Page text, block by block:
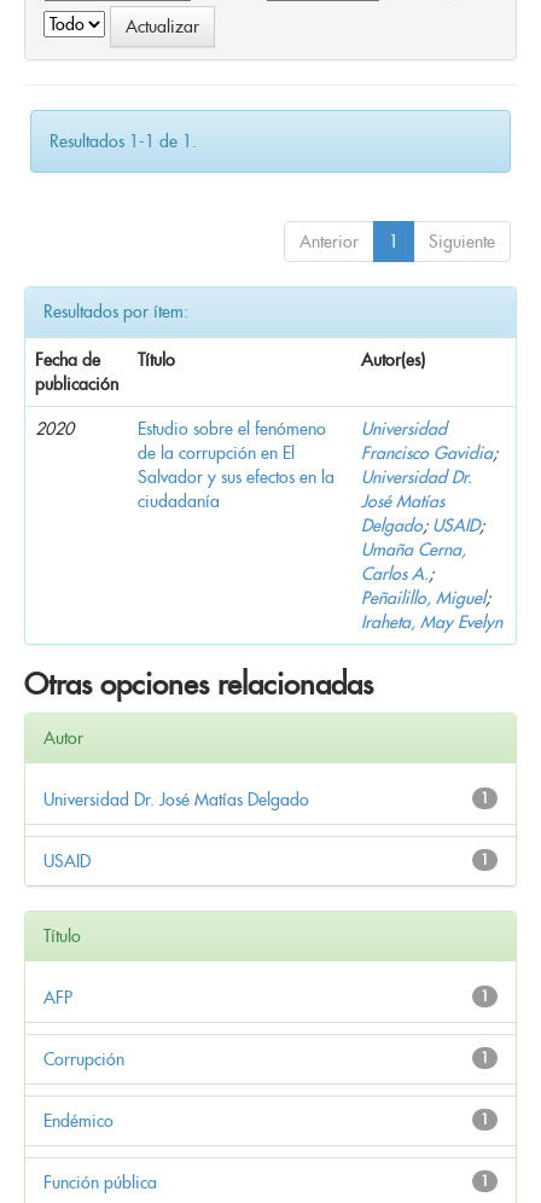
Resultados 1-1 de 1.
Anterior 1 Siguiente
Resultados por ítem:
Fecha de
publicación
Título Autor(es)
2020
Estudio sobre el fenómeno
de la corrupción en El
Salvador y sus efectos en la
ciudadanía
Universidad
Francisco Gavidia;
Universidad Dr.
José Matías
Delgado; USAID;
Umaña Cerna,
Carlos A.;
Peñailillo, Miguel;
Iraheta, May Evelyn
Otras opciones relacionadas
Autor
1
Universidad Dr. José Matías Delgado
1
USAID
Título
1
AFP
1
Corrupción
1
Endémico
1
Función pública